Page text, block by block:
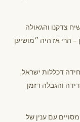
צדקנו והגאולה
הרי אז היה ״מושיען
דכללות ישראל,
והגבלה דזמן
עם ענין של